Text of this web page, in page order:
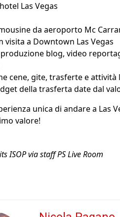
Las Vegas
da aeroporto Mc
visita a Downtown Las Vegas
blog, video
cene, gite, trasferte e
della trasferta date dal
unica di andare a Las
valore!
ISOP via staff PS Live Room